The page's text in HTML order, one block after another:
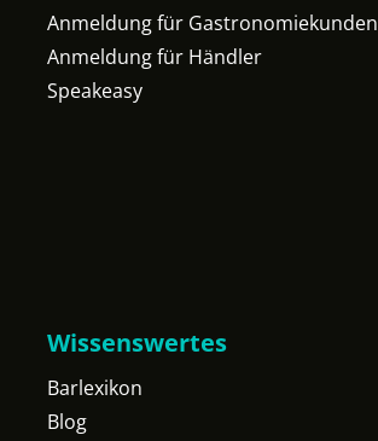
Anmeldung für Gastronomiekunden
Anmeldung für Händler
Speakeasy
Wissenswertes
Barlexikon
Blog